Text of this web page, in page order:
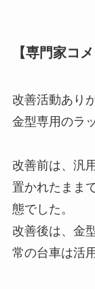
【専門家コメ
改善活動あり
金型専用のラ
改善前は、汎
置かれたまま
態でした。
改善後は、金
常の台車は活